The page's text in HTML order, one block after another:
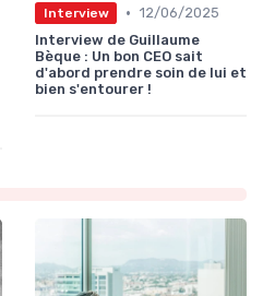
Interview • 12/06/2025
Interview de Guillaume
Bèque : Un bon CEO sait
d'abord prendre soin de lui et
bien s'entourer !